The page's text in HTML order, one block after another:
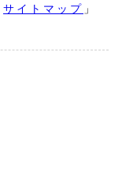
サイトマップ 」